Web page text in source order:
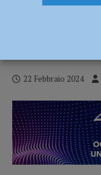
La
22 Febbraio 2024